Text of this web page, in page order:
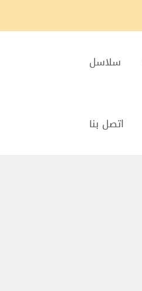
سلاسل
اتصل بنا